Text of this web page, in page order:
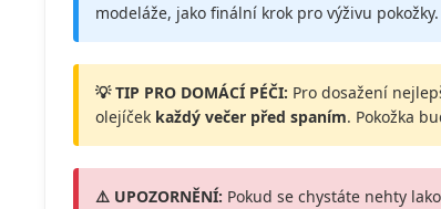
modeláže, jako finální krok pro výživu pokožky.
💡 TIP PRO DOMÁCÍ PÉČI: Pro dosažení
olejíček každý večer před spaním. Pokožka
⚠️ UPOZORNĚNÍ: Pokud se chystáte nehty